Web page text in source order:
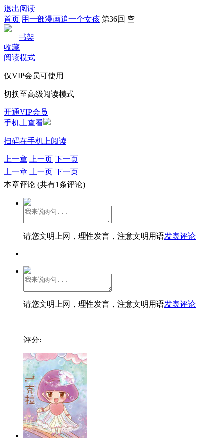
退出阅读
首页 用一部漫画追一个女孩 第36回 空
书架
收藏
阅读模式
仅VIP会员可使用
切换至高级阅读模式
开通VIP会员
手机上查看
扫码在手机上阅读
上一章 上一页 下一页
上一章
上一页 下一页
本章评论 (共有1条评论)
请您文明上网，理性发言，注意文明用语发表评论
请您文明上网，理性发言，注意文明用语发表评论
评分: